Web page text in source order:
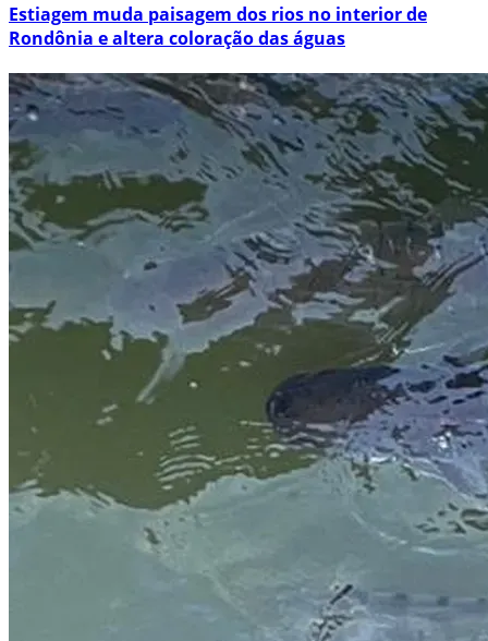
Estiagem muda paisagem dos rios no interior de
Rondônia e altera coloração das águas